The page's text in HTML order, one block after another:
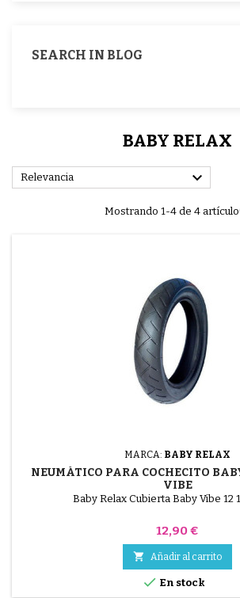
SEARCH IN BLOG
BABY RELAX
Relevancia 
Mostrando 1-4 de 4
MARCA: BABY RELAX
NEUMÁTICO PARA COCHECITO
VIBE
Baby Relax Cubierta Baby Vibe 12
Precio
12,90 €
 Añadir al carrito
 En stock